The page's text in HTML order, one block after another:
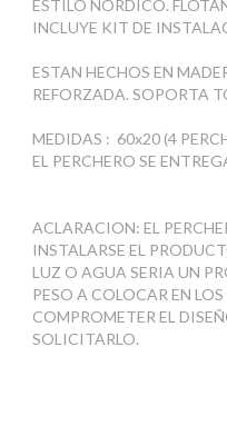
ESTILO NORDICO.
INCLUYE KIT DE
ESTAN HECHOS EN
REFORZADA. SOPORTA
MEDIDAS : 60x20 (4
EL PERCHERO SE
ACLARACION: EL
INSTALARSE EL
LUZ O AGUA SERIA UN
PESO A COLOCAR EN
COMPROMETER EL
SOLICITARLO.